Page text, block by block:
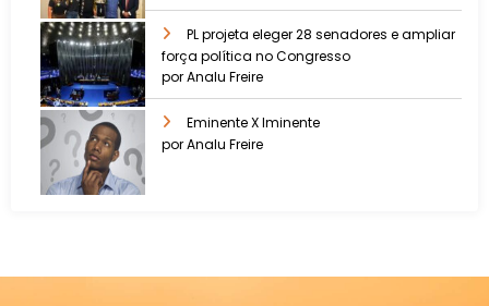
PL projeta eleger 28 senadores e ampliar
força política no Congresso
por Analu Freire
Eminente X Iminente
por Analu Freire